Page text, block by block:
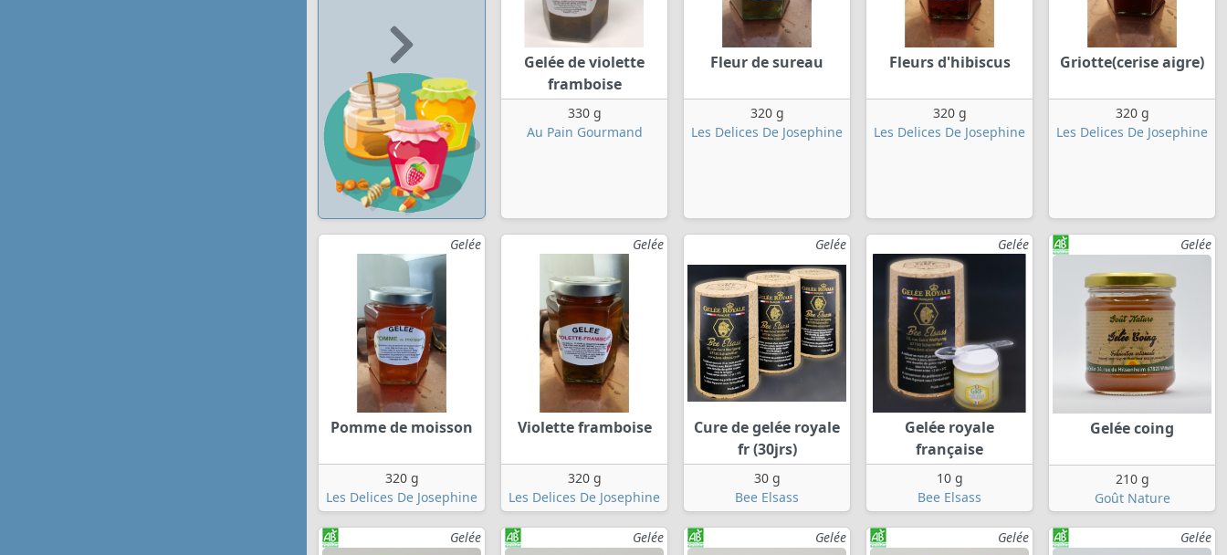
Gelée de violette
framboise
330 g
Au Pain Gourmand
Fleur de sureau
320 g
Les Delices De Josephine
Fleurs d'hibiscus
320 g
Les Delices De Josephine
Griotte(cerise aigre)
320 g
Les Delices De Josephine
Gelée
Pomme de moisson
320 g
Les Delices De Josephine
Gelée
Violette framboise
320 g
Les Delices De Josephine
Gelée
Cure de gelée royale
fr (30jrs)
30 g
Bee Elsass
Gelée
Gelée royale
française
10 g
Bee Elsass
Gelée
Gelée coing
210 g
Goût Nature
Gelée Gelée Gelée Gelée Gelée